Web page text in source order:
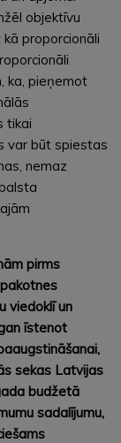
objektīvu
proporcionāli
ka, pieņemot
tikai
var būt spiestas
nemaz
pirms
viedoklī un
īstenot
sekas Latvijas
budžetā
sadalījumu,